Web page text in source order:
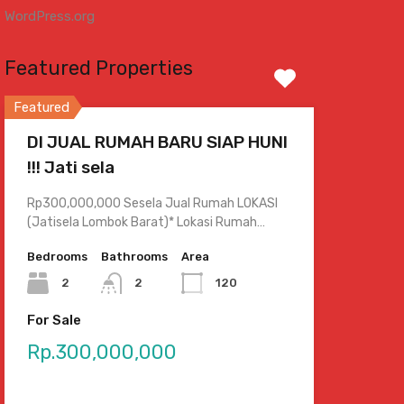
WordPress.org
Featured Properties
Featured
DI JUAL RUMAH BARU SIAP HUNI
!!! Jati sela
Rp300,000,000 Sesela Jual Rumah LOKASI
(Jatisela Lombok Barat)* Lokasi Rumah…
Bedrooms
2
Bathrooms
2
Area
120
For Sale
Rp.300,000,000